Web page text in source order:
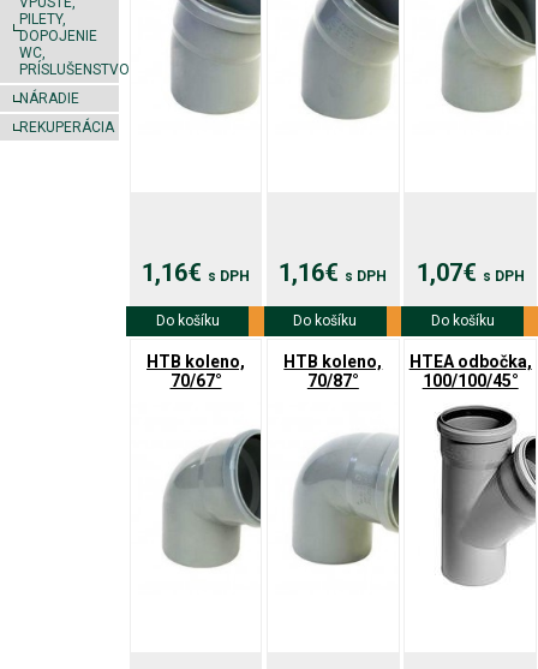
PILETY,
DOPOJENIE
WC,
PRÍSLUŠENSTVO
NÁRADIE
REKUPERÁCIA
1,16€ s DPH
Viac info
Do košíku
1,16€ s DPH
Viac info
Do košíku
1,07€ s DPH
Viac info
Do košíku
HTB koleno,
70/67°
HTB koleno,
70/87°
HTEA odbočka,
100/100/45°